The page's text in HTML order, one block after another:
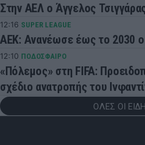
Στην ΑΕΛ ο Άγγελος
12:16 SUPER LEAGUE
ΑΕΚ: Ανανέωσε έως το 2030 ο
12:10 ΠΟΔΟΣΦΑΙΡΟ
«Πόλεμος» στη FIFA:
σχέδιο ανατροπής του
ΟΛΕΣ ΟΙ